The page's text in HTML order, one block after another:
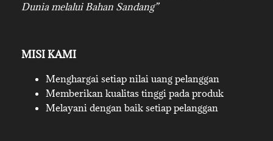
Dunia melalui Bahan Sandang”
MISI KAMI
Menghargai setiap nilai uang pelanggan
Memberikan kualitas tinggi pada produk
Melayani dengan baik setiap pelanggan